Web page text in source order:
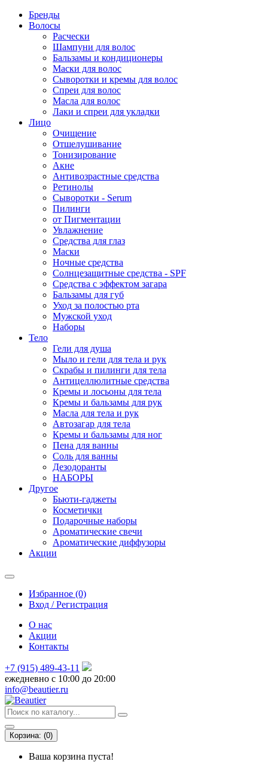
Бренды
Волосы
Расчески
Шампуни для волос
Бальзамы и кондиционеры
Маски для волос
Сыворотки и кремы для волос
Спреи для волос
Масла для волос
Лаки и спреи для укладки
Лицо
Очищение
Отшелушивание
Тонизирование
Акне
Антивозрастные средства
Ретинолы
Сыворотки - Serum
Пилинги
от Пигментации
Увлажнение
Средства для глаз
Маски
Ночные средства
Солнцезащитные средства - SPF
Средства c эффектом загара
Бальзамы для губ
Уход за полостью рта
Мужской уход
Наборы
Тело
Гели для душа
Мыло и гели для тела и рук
Скрабы и пилинги для тела
Антицеллюлитные средства
Кремы и лосьоны для тела
Кремы и бальзамы для рук
Масла для тела и рук
Автозагар для тела
Кремы и бальзамы для ног
Пена для ванны
Соль для ванны
Дезодоранты
НАБОРЫ
Другое
Бьюти-гаджеты
Косметички
Подарочные наборы
Ароматические свечи
Ароматические диффузоры
Акции
Избранное (0)
Вход / Регистрация
О нас
Акции
Контакты
+7 (915) 489-43-11
ежедневно с 10:00 до 20:00
info@beautier.ru
Корзина: (0)
Ваша корзина пуста!